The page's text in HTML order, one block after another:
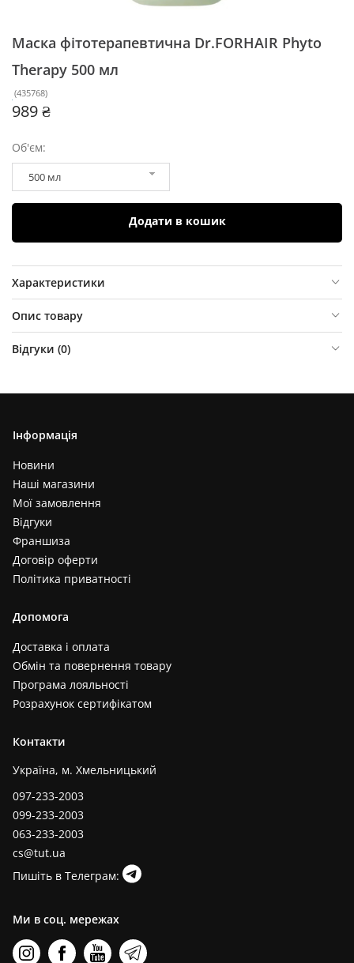
Маска фітотерапевтична Dr.FORHAIR Phyto
Therapy 500 мл
(435768)
989 ₴
Об'єм:
500 мл
Додати в кошик
Характеристики
Опис товару
Відгуки (0)
Інформація
Новини
Наші магазини
Мої замовлення
Відгуки
Франшиза
Договір оферти
Політика приватності
Допомога
Доставка і оплата
Обмін та повернення товару
Програма лояльності
Розрахунок сертифікатом
Контакти
Україна, м. Хмельницький
097-233-2003
099-233-2003
063-233-2003
cs@tut.ua
Пишіть в Телеграм:
Ми в соц. мережах